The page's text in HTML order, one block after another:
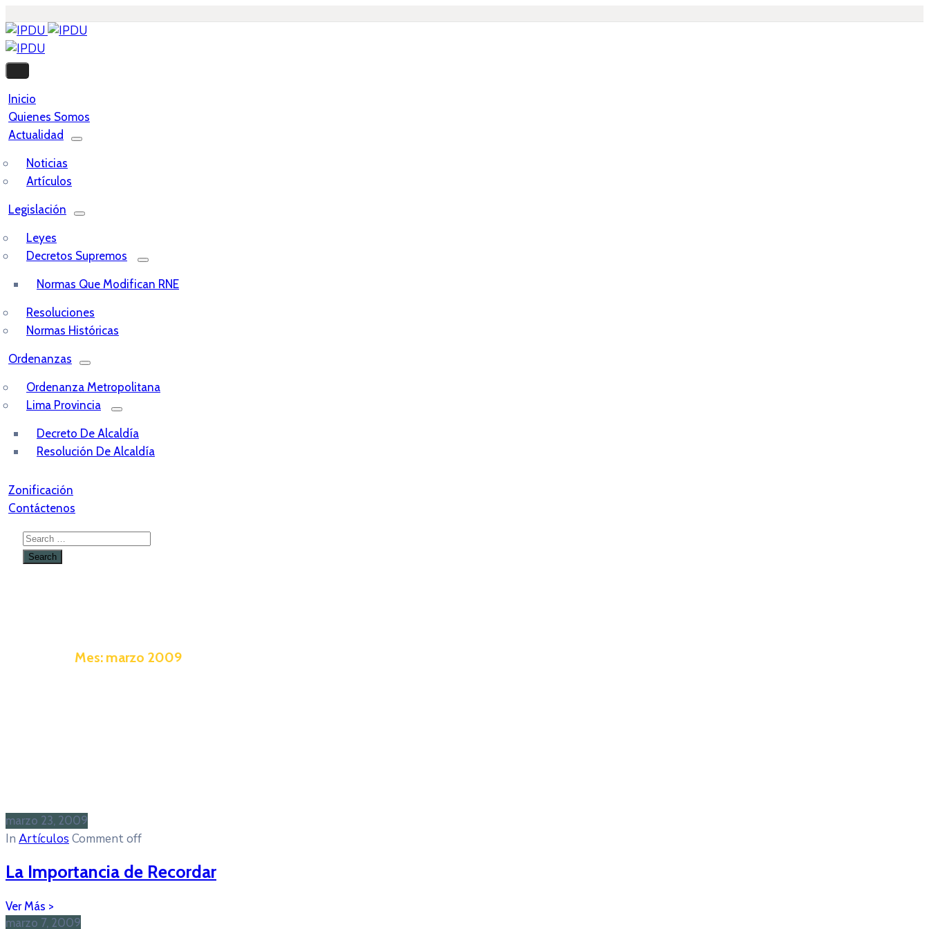
Inicio
Quienes Somos
Actualidad
Noticias
Artículos
Legislación
Leyes
Decretos Supremos
Normas Que Modifican RNE
Resoluciones
Normas Históricas
Ordenanzas
Ordenanza Metropolitana
Lima Provincia
Decreto De Alcaldía
Resolución De Alcaldía
Zonificación
Contáctenos
Mes: marzo 2009
marzo 23, 2009
In Artículos Comment off
La Importancia de Recordar
marzo 7, 2009